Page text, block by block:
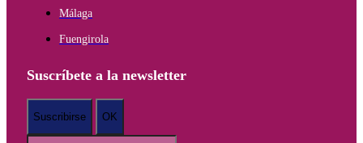
Málaga
Fuengirola
Suscríbete a la newsletter